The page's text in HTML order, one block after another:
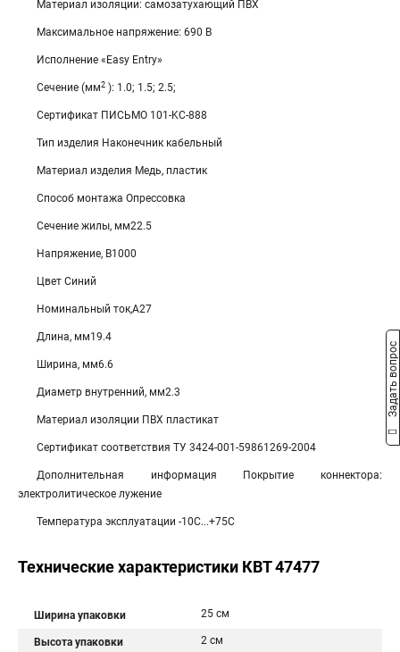
Материал изоляции: самозатухающий ПВХ
Максимальное напряжение: 690 В
Исполнение «Easy Entry»
Сечение (мм2 ): 1.0; 1.5; 2.5;
Сертификат ПИСЬМО 101-KC-888
Тип изделия Наконечник кабельный
Материал изделия Медь, пластик
Способ монтажа Опрессовка
Сечение жилы, мм22.5
Напряжение, В1000
Цвет Синий
Номинальный ток,А27
Длина, мм19.4
Ширина, мм6.6
Диаметр внутренний, мм2.3
Материал изоляции ПВХ пластикат
Сертификат соответствия ТУ 3424-001-59861269-2004
Дополнительная информация Покрытие коннектора:
электролитическое лужение
Температура эксплуатации -10С...+75С
Технические характеристики КВТ 47477
Ширина упаковки 25 см
Высота упаковки 2 см
Задать вопрос